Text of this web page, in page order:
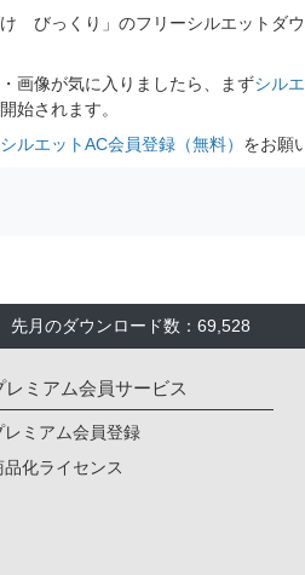
びっくり」のフリーシルエットダ
画像が気に入りましたら、まずシル
始されます。
シルエットAC会員登録（無料） をお願
先月のダウンロード数：69,528
レミアム会員サービス
レミアム会員登録
品化ライセンス